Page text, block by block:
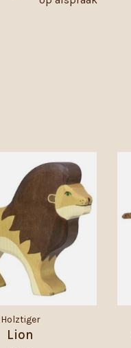
Holztiger
Lion